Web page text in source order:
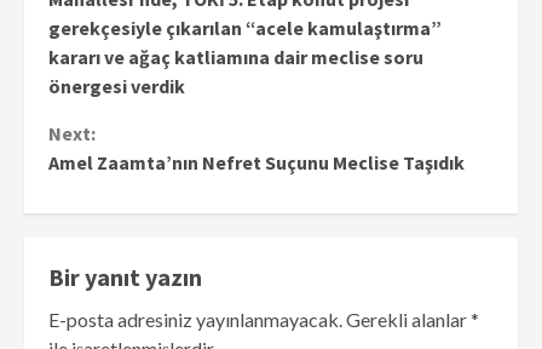
gerekçesiyle çıkarılan “acele kamulaştırma”
kararı ve ağaç katliamına dair meclise soru
önergesi verdik
Next:
Amel Zaamta’nın Nefret Suçunu Meclise Taşıdık
Bir yanıt yazın
E-posta adresiniz yayınlanmayacak.Gerekli alanlar*